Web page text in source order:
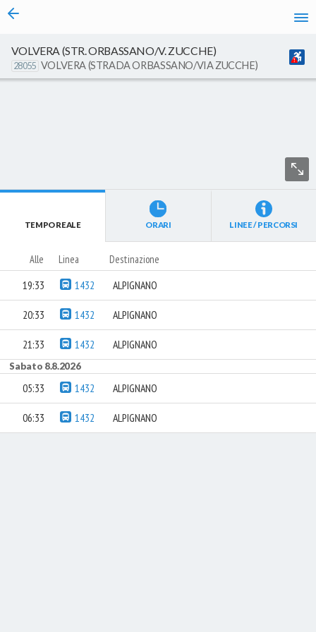
vai al contenuto
VOLVERA (STR. ORBASSANO/V. ZUCCHE)
28055 VOLVERA (STRADA ORBASSANO/VIA ZUCCHE)
TEMPO REALE ORARI LINEE / PERCORSI
Alle Linea Destinazione
19:33 1432 ALPIGNANO
20:33 1432 ALPIGNANO
21:33 1432 ALPIGNANO
Sabato 8.8.2026
05:33 1432 ALPIGNANO
06:33 1432 ALPIGNANO